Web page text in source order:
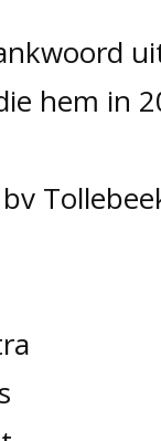
hem in